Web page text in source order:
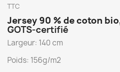
TTC
Jersey 90 % de coton
GOTS-certifié
Largeur: 140 cm
Poids: 156g/m2